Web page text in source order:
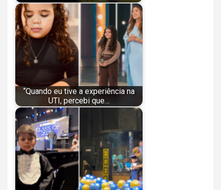
“Quando eu tive a experiência na
UTI, percebi que…